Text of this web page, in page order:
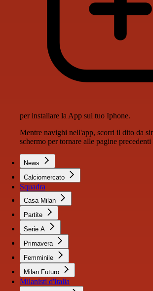
per installare la App sul tuo Iphone.
Mentre navighi nell'app, scorri il dito da
schermo per tornare alle pagine precedenti
News
Calciomercato
Squadra
Casa Milan
Partite
Serie A
Primavera
Femminile
Milan Futuro
Milanisti d'Italia